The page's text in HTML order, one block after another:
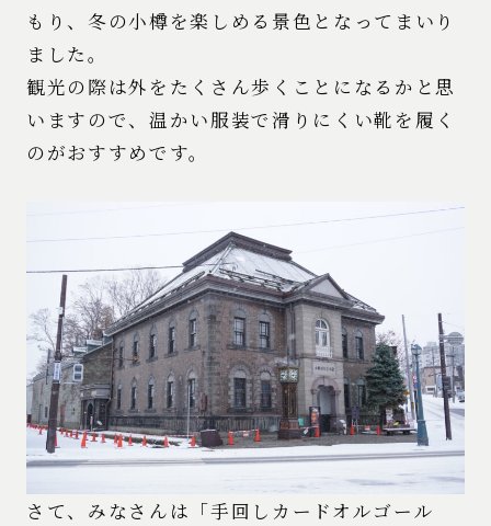
もり、冬の小樽を楽しめる景色となってまいり
ました。
観光の際は外をたくさん歩くことになるかと思
いますので、温かい服装で滑りにくい靴を履く
のがおすすめです。
さて、みなさんは「手回しカードオルゴール